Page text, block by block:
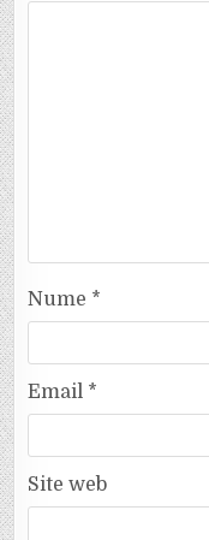
Nume *
Email *
Site web